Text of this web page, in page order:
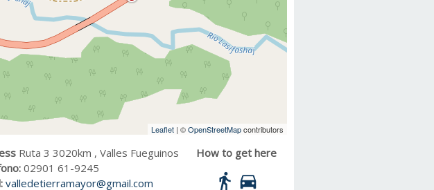
Leaflet | ©OpenStreetMapcontributors
How to get here
directions_walk directions_car
Ruta 3 3020km , Valles Fueguinos
02901 61-9245
valledetierramayor@gmail.com